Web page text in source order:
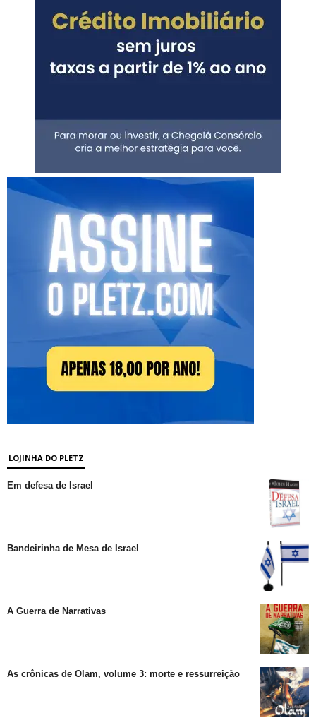
LOJINHA DO PLETZ
Em defesa de Israel
Bandeirinha de Mesa de Israel
A Guerra de Narrativas
As crônicas de Olam, volume 3: morte e ressurreição